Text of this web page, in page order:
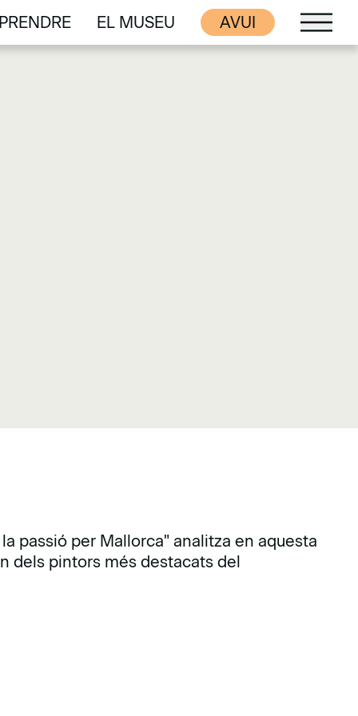
EL MUSEU
EL MUSEU
AVUI
passió per Mallorca" analitza en aquesta
dels pintors més destacats del